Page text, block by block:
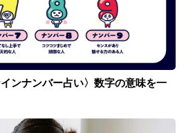
ンナンバー占い〉数字の意味を一